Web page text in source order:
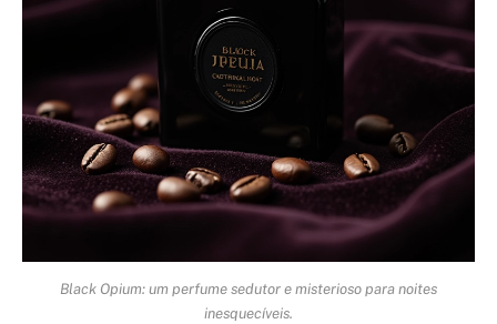
Black Opium: um perfume sedutor e misterioso para noites
inesquecíveis.